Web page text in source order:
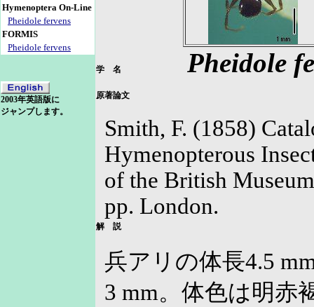
Hymenoptera On-Line
Pheidole fervens
FORMIS
Pheidole fervens
2003年英語版に
ジャンプします。
学 名 Pheidole
原著論文
Smith, F. (1858)
Hymenopterous
of the British
pp. London.
解 説
兵アリの体長4.5
3 mm。体色は明赤